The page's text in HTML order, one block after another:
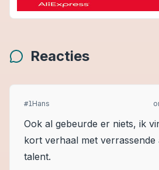
Reacties
#1Hans
Ook al gebeurde er niets, ik
kort verhaal met
talent.